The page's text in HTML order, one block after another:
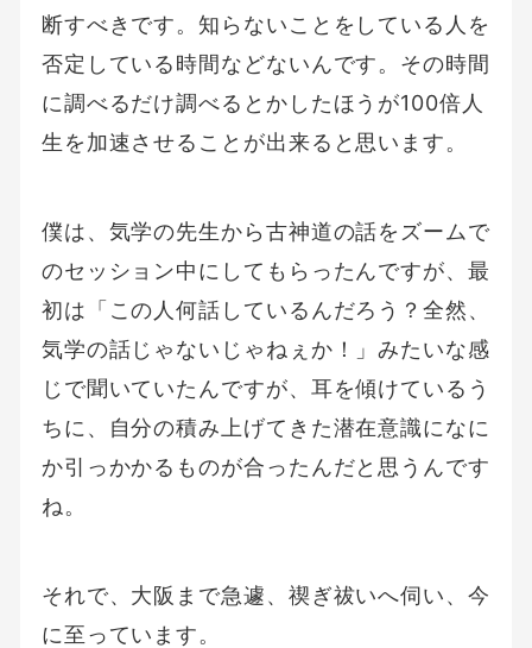
断すべきです。知らないことをしている人を
否定している時間などないんです。その時間
に調べるだけ調べるとかしたほうが100倍人
生を加速させることが出来ると思います。
僕は、気学の先生から古神道の話をズームで
のセッション中にしてもらったんですが、最
初は「この人何話しているんだろう？全然、
気学の話じゃないじゃねぇか！」みたいな感
じで聞いていたんですが、耳を傾けているう
ちに、自分の積み上げてきた潜在意識になに
か引っかかるものが合ったんだと思うんです
ね。
それで、大阪まで急遽、禊ぎ祓いへ伺い、今
に至っています。